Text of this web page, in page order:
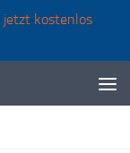
jetzt kostenlos